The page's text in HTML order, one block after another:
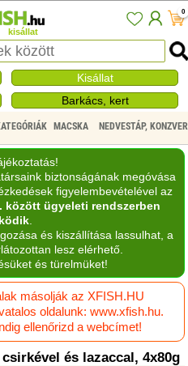
kisállat
0
Kisállat
Barkács, kert
MACSKA NEDVESTÁP,
biztonságának megóvása
figyelembevételével az
között ügyeleti rendszerben
.
és kiszállítása lassulhat, a
lesz elérhető.
és türelmüket!
másolják az XFISH.HU
oldalunk: www.xfish.hu.
ellenőrizd a webcímet!
és lazaccal, 4x80g